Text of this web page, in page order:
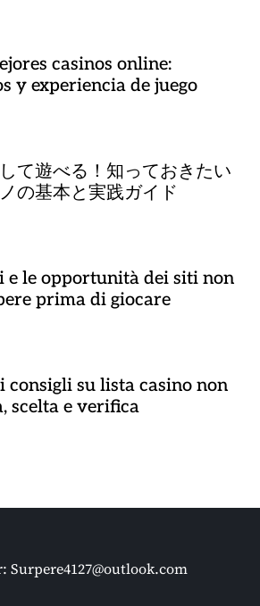
casinos online:
y experiencia de juego
て遊べる！知っておきたい
の基本と実践ガイド
e le opportunità dei siti non
prima di giocare
consigli su lista casino non
scelta e verifica
Surpere4127@outlook.com